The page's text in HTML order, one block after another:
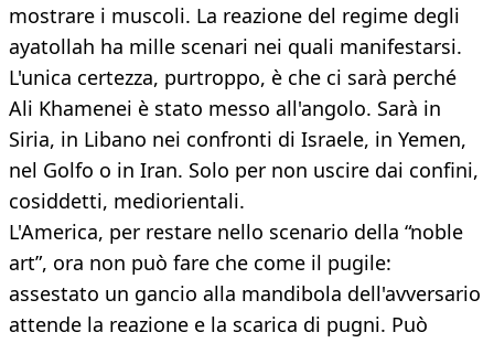
mostrare i muscoli. La reazione del regime degli
ayatollah ha mille scenari nei quali manifestarsi.
L'unica certezza, purtroppo, è che ci sarà perché
Ali Khamenei è stato messo all'angolo. Sarà in
Siria, in Libano nei confronti di Israele, in Yemen,
nel Golfo o in Iran. Solo per non uscire dai confini,
cosiddetti, mediorientali.
L'America, per restare nello scenario della “noble
art”, ora non può fare che come il pugile:
assestato un gancio alla mandibola dell'avversario
attende la reazione e la scarica di pugni. Può